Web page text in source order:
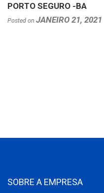
PORTO SEGURO -BA
Posted on JANEIRO 21, 2021
SOBRE A EMPRESA